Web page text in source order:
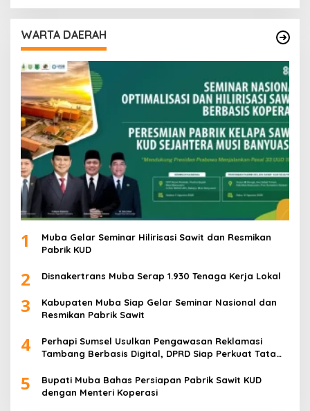
WARTA DAERAH
1
Muba Gelar Seminar Hilirisasi Sawit dan Resmikan
Pabrik KUD
2 Disnakertrans Muba Serap 1.930 Tenaga Kerja Lokal
3
Kabupaten Muba Siap Gelar Seminar Nasional dan
Resmikan Pabrik Sawit
4
Perhapi Sumsel Usulkan Pengawasan Reklamasi
Tambang Berbasis Digital, DPRD Siap Perkuat Tata
5
Bupati Muba Bahas Persiapan Pabrik Sawit KUD
dengan Menteri Koperasi